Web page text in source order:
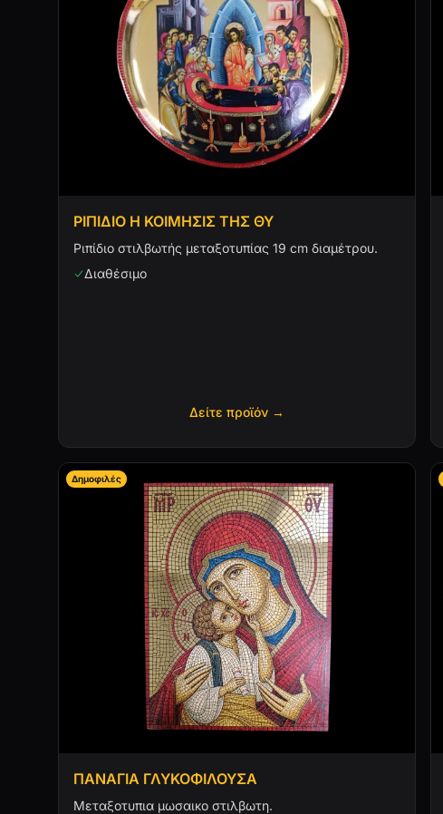
ΡΙΠΙΔΙΟ Η ΚΟΙΜΗΣΙΣ ΤΗΣ ΘΥ
Ριπίδιο στιλβωτής μεταξοτυπίας 19 cm διαμέτρου.
Διαθέσιμο
Δείτε προϊόν →
Δημοφιλές
ΠΑΝΑΓΙΑ ΓΛΥΚΟΦΙΛΟΥΣΑ
Μεταξοτυπια μωσαικο στιλβωτη.